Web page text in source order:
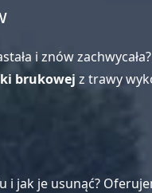
i znów
brukowej z trawy
i jak je usunąć?